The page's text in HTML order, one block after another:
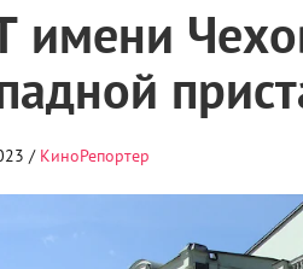
имени
/ КиноРепортер